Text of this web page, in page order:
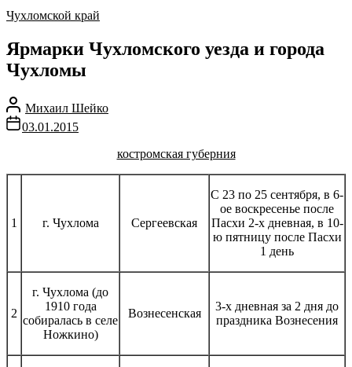
Чухломской край
Ярмарки Чухломского уезда и города
Чухломы
Михаил Шейко
03.01.2015
костромская губерния
1 г. Чухлома Сергеевская
С 23 по 25 сентября, в 6-
ое воскресенье после
Пасхи 2-х дневная, в 10-
ю пятницу после Пасхи
1 день
2
г. Чухлома (до
1910 года
собиралась в селе
Ножкино)
Вознесенская
3-х дневная за 2 дня до
праздника Вознесения